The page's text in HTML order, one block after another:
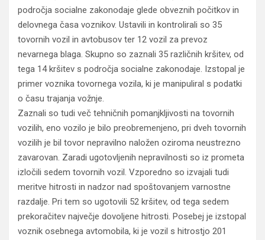
področja socialne zakonodaje glede obveznih počitkov in
delovnega časa voznikov. Ustavili in kontrolirali so 35
tovornih vozil in avtobusov ter 12 vozil za prevoz
nevarnega blaga. Skupno so zaznali 35 različnih kršitev, od
tega 14 kršitev s področja socialne zakonodaje. Izstopal je
primer voznika tovornega vozila, ki je manipuliral s podatki
o času trajanja vožnje.
Zaznali so tudi več tehničnih pomanjkljivosti na tovornih
vozilih, eno vozilo je bilo preobremenjeno, pri dveh tovornih
vozilih je bil tovor nepravilno naložen oziroma neustrezno
zavarovan. Zaradi ugotovljenih nepravilnosti so iz prometa
izločili sedem tovornih vozil. Vzporedno so izvajali tudi
meritve hitrosti in nadzor nad spoštovanjem varnostne
razdalje. Pri tem so ugotovili 52 kršitev, od tega sedem
prekoračitev največje dovoljene hitrosti. Posebej je izstopal
voznik osebnega avtomobila, ki je vozil s hitrostjo 201